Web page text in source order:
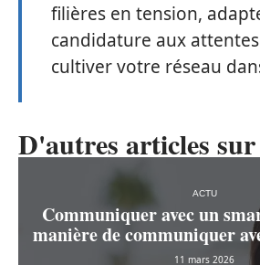
filières en tension,
candidature aux
cultiver votre réseau
D'autres articles
ACTU
Communiquer avec un
manière de communiquer
11 mars 2026